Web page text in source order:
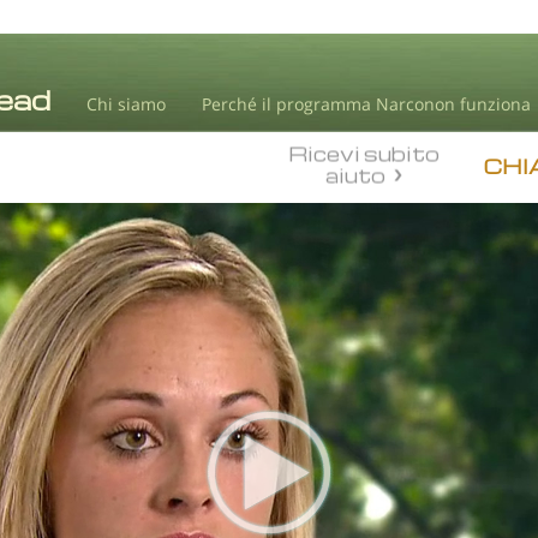
Chi siamo Perché il programma Narconon funziona
Ricevi subito
aiuto